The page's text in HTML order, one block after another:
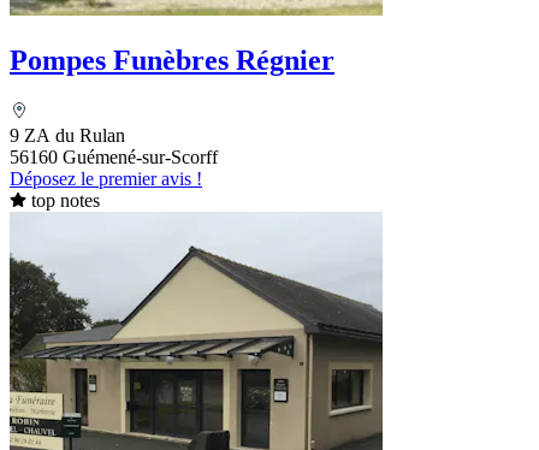
Pompes Funèbres Régnier
9 ZA du Rulan
56160 Guémené-sur-Scorff
Déposez le premier avis !
top notes